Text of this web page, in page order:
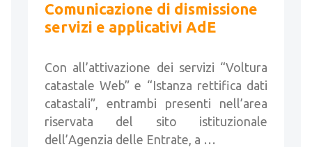
Comunicazione di dismissione
servizi e applicativi AdE
Con all’attivazione dei servizi “Voltura
catastale Web” e “Istanza rettifica dati
catastali”, entrambi presenti nell’area
riservata del sito istituzionale
dell’Agenzia delle Entrate, a …